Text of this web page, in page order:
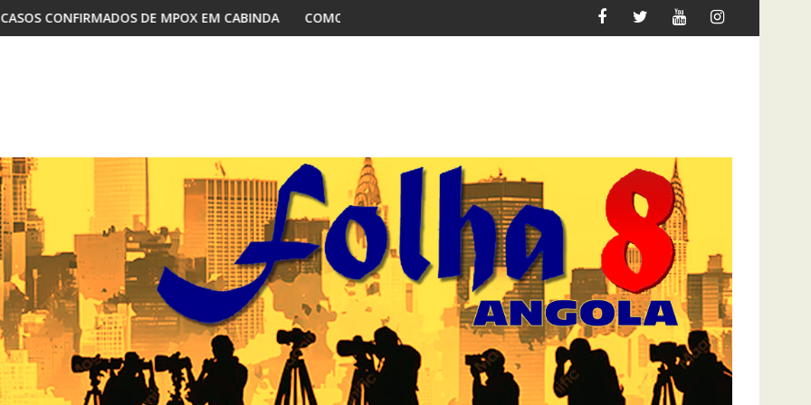
EM CABINDA COMO A DISPUTA INTERNA NO MPLA REDEFINE O JOGO PARA 2027DOCENTES DA ACADEMIA DO EXÉCITO EXIGEM